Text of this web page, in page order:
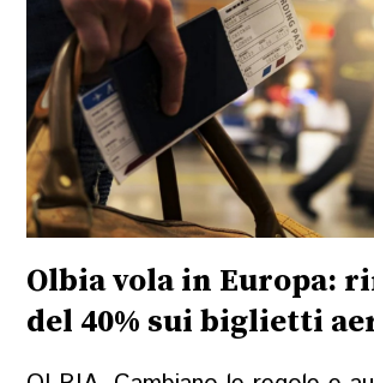
Olbia vola in Europa:
del 40% sui biglietti